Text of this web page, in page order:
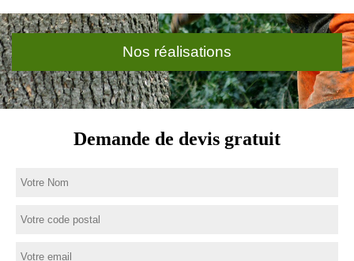
Nos réalisations
Demande de devis gratuit